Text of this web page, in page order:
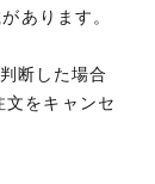
あります。
断した場合
文をキャンセ